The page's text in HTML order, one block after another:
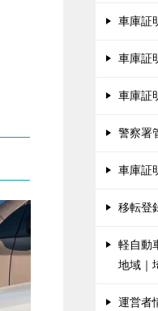
車庫証
車庫証
車庫証
警察署
車庫証
移転登
軽自動
地域｜
運営者